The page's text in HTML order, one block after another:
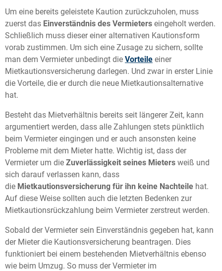
Um eine bereits geleistete Kaution zurückzuholen, muss
zuerst das Einverständnis des Vermieters eingeholt werden.
Schließlich muss dieser einer alternativen Kautionsform
vorab zustimmen. Um sich eine Zusage zu sichern, sollte
man dem Vermieter unbedingt die Vorteile einer
Mietkautionsversicherung darlegen. Und zwar in erster Linie
die Vorteile, die er durch die neue Mietkautionsalternative
hat.
Besteht das Mietverhältnis bereits seit längerer Zeit, kann
argumentiert werden, dass alle Zahlungen stets pünktlich
beim Vermieter eingingen und er auch ansonsten keine
Probleme mit dem Mieter hatte. Wichtig ist, dass der
Vermieter um die Zuverlässigkeit seines Mieters weiß und
sich darauf verlassen kann, dass
die Mietkautionsversicherung für ihn keine Nachteile hat.
Auf diese Weise sollten auch die letzten Bedenken zur
Mietkautionsrückzahlung beim Vermieter zerstreut werden.
Sobald der Vermieter sein Einverständnis gegeben hat, kann
der Mieter die Kautionsversicherung beantragen. Dies
funktioniert bei einem bestehenden Mietverhältnis ebenso
wie beim Umzug. So muss der Vermieter im